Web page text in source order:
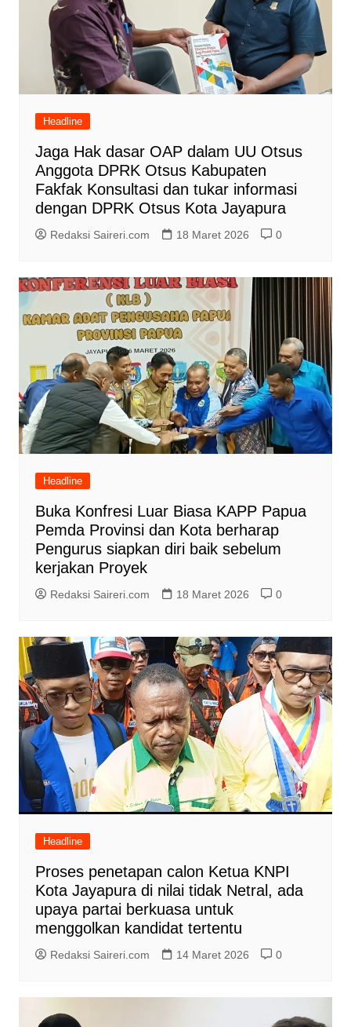
Headline
Jaga Hak dasar OAP dalam UU Otsus
Anggota DPRK Otsus Kabupaten
Fakfak Konsultasi dan tukar informasi
dengan DPRK Otsus Kota Jayapura
Redaksi Saireri.com 18 Maret 2026 0
Headline
Buka Konfresi Luar Biasa KAPP Papua
Pemda Provinsi dan Kota berharap
Pengurus siapkan diri baik sebelum
kerjakan Proyek
Redaksi Saireri.com 18 Maret 2026 0
Headline
Proses penetapan calon Ketua KNPI
Kota Jayapura di nilai tidak Netral, ada
upaya partai berkuasa untuk
menggolkan kandidat tertentu
Redaksi Saireri.com 14 Maret 2026 0